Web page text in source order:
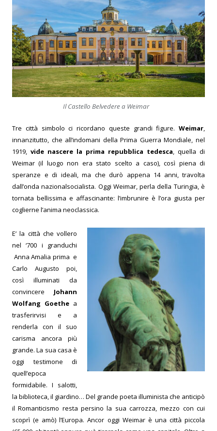
Il Castello Belvedere a Weimar
Tre città simbolo ci ricordano queste grandi figure. Weimar,
innanzitutto, che all’indomani della Prima Guerra Mondiale, nel
1919, vide nascere la prima repubblica tedesca, quella di
Weimar (il luogo non era stato scelto a caso), così piena di
speranze e di ideali, ma che durò appena 14 anni, travolta
dall’onda nazionalsocialista. Oggi Weimar, perla della Turingia, è
tornata bellissima e affascinante: l’imbrunire è l’ora giusta per
coglierne l’anima neoclassica.
E’ la città che vollero
nel ‘700 i granduchi
Anna Amalia prima e
Carlo Augusto poi,
così illuminati da
convincere Johann
Wolfang Goethe a
trasferirvisi e a
renderla con il suo
carisma ancora più
grande. La sua casa è
oggi testimone di
quell’epoca
formidabile. I salotti,
la biblioteca, il giardino… Del grande poeta illuminista che anticipò
il Romanticismo resta persino la sua carrozza, mezzo con cui
scoprì (e amò) l’Europa. Ancor oggi Weimar è una città piccola